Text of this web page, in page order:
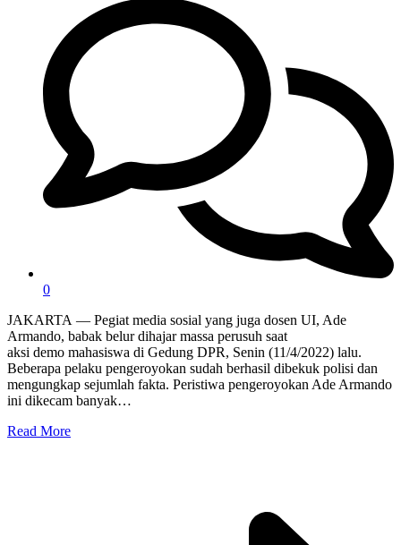
0
JAKARTA — Pegiat media sosial yang juga dosen UI, Ade
Armando, babak belur dihajar massa perusuh saat
aksi demo mahasiswa di Gedung DPR, Senin (11/4/2022) lalu.
Beberapa pelaku pengeroyokan sudah berhasil dibekuk polisi dan
mengungkap sejumlah fakta. Peristiwa pengeroyokan Ade Armando
ini dikecam banyak…
Read More